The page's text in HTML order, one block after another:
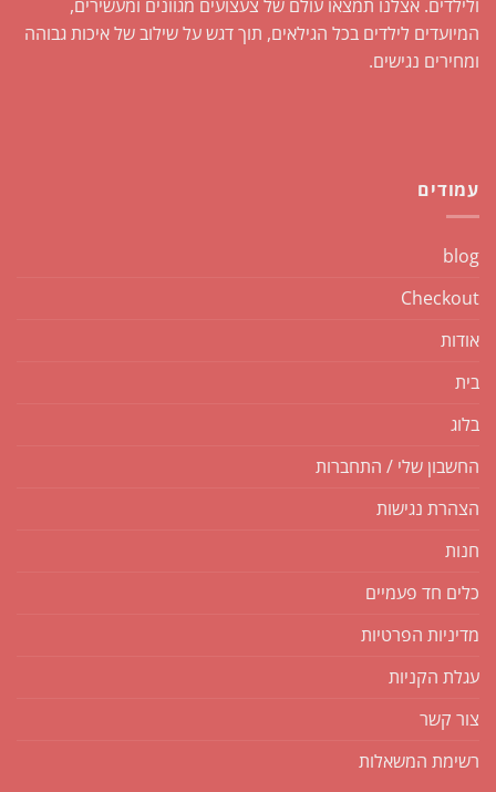
ולילדים. אצלנו תמצאו עולם של צעצועים מגוונים ומעשירים,
המיועדים לילדים בכל הגילאים, תוך דגש על שילוב של איכות גבוהה
ומחירים נגישים.
עמודים
blog
Checkout
אודות
בית
בלוג
החשבון שלי / התחברות
הצהרת נגישות
חנות
כלים חד פעמיים
מדיניות הפרטיות
עגלת הקניות
צור קשר
רשימת המשאלות